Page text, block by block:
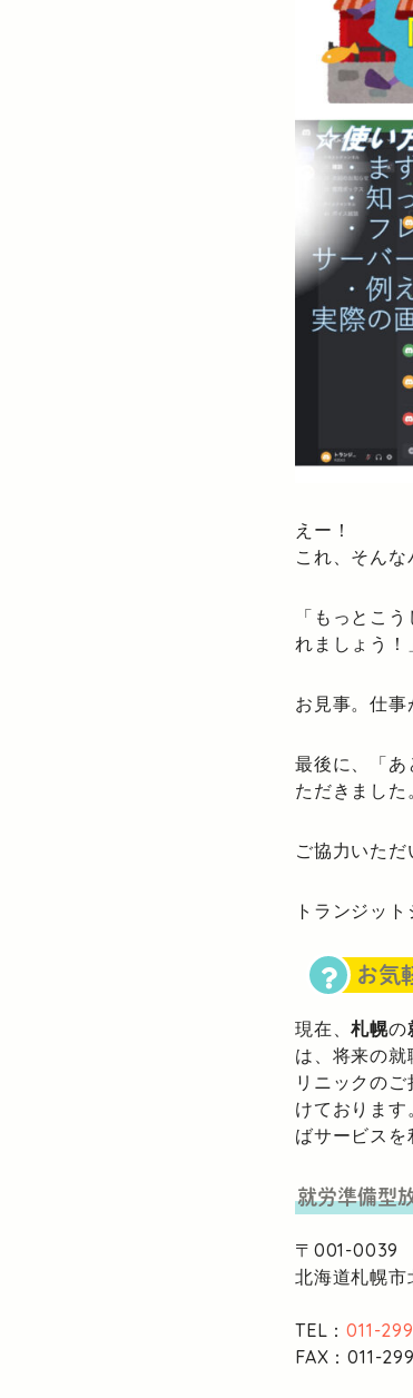
えー！
これ、そん
「もっとこ
れましょう！
お見事。仕事
最後に、「
ただきました
ご協力いただ
トランジッ
お気
現在、札幌の
は、将来の
リニックの
けておりま
ばサービスを
就労準備型
〒001-0039
北海道札幌市
TEL：011-
FAX：011-